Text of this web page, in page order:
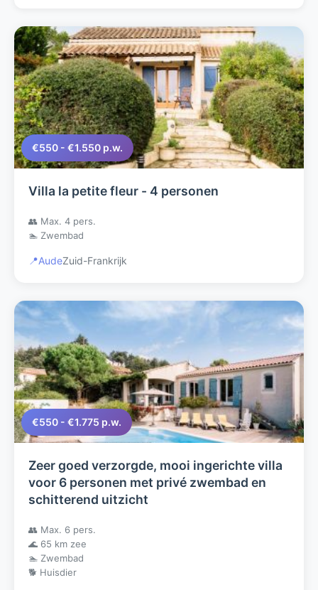
€550 - €1.550 p.w.
Villa la petite fleur - 4 personen
👥 Max. 4 pers.
🏊 Zwembad
📍AudeZuid-Frankrijk
€550 - €1.775 p.w.
Zeer goed verzorgde, mooi ingerichte villa
voor 6 personen met privé zwembad en
schitterend uitzicht
👥 Max. 6 pers.
🌊 65 km zee
🏊 Zwembad
🐕 Huisdier